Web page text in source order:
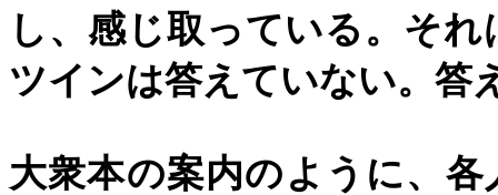
し、感じ取っている。そ
ツインは答えていない。答
大衆本の案内のように、